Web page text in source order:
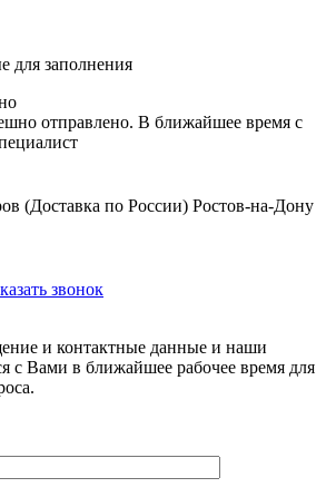
для заполнения
отправлено. В ближайшее время с
(Доставка по России) Ростов-на-Дону
звонок
и контактные данные и наши
с Вами в ближайшее рабочее время для